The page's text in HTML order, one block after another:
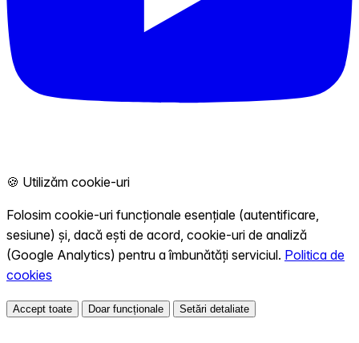
🍪 Utilizăm cookie-uri
Folosim cookie-uri funcționale esențiale (autentificare,
sesiune) și, dacă ești de acord, cookie-uri de analiză
(Google Analytics) pentru a îmbunătăți serviciul. Politica de
cookies
Accept toate Doar funcționale Setări detaliate